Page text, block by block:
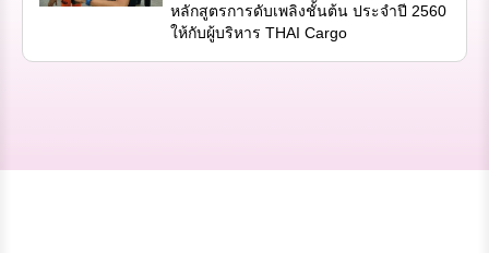
หลักสูตรการดับเพลิงชั้นต้น ประจำปี 2560
ให้กับผู้บริหาร THAI Cargo